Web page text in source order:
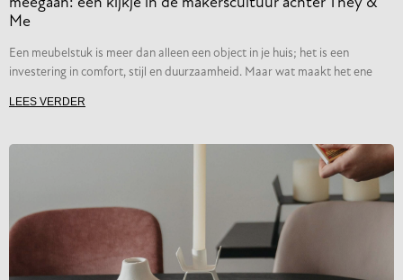
meegaan: een kijkje in de makerscultuur achter They &
Me
Een meubelstuk is meer dan alleen een object in je huis; het is een
investering in comfort, stijl en duurzaamheid. Maar wat maakt het ene
LEES VERDER